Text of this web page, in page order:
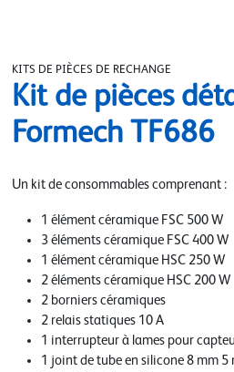
KITS DE PIÈCES DE RECHANGE
Kit de pièces
Formech TF686
Un kit de consommables comprenant :
1 élément céramique FSC 500 W
3 éléments céramique FSC 400 W
1 élément céramique HSC 250 W
2 éléments céramique HSC 200 W
2 borniers céramiques
2 relais statiques 10 A
1 interrupteur à lames pour
1 joint de tube en silicone 8 mm 5